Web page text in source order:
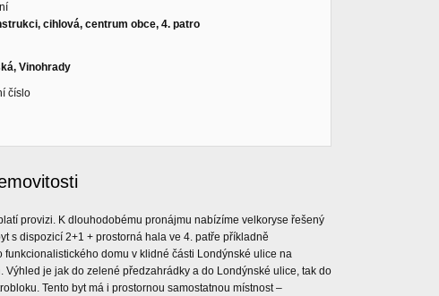
cihlová, centrum obce, 4. patro
Vinohrady
číslo
provizi. K dlouhodobému pronájmu nabízíme velkoryse řešený
s dispozicí 2+1 + prostorná hala ve 4. patře příkladně
funkcionalistického domu v klidné části Londýnské ulice na
Výhled je jak do zelené předzahrádky a do Londýnské ulice, tak do
Tento byt má i prostornou samostatnou místnost –